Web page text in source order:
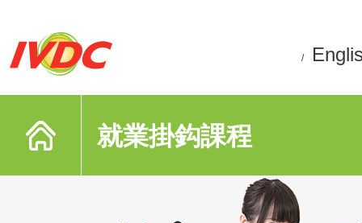
/
就業掛鈎課程